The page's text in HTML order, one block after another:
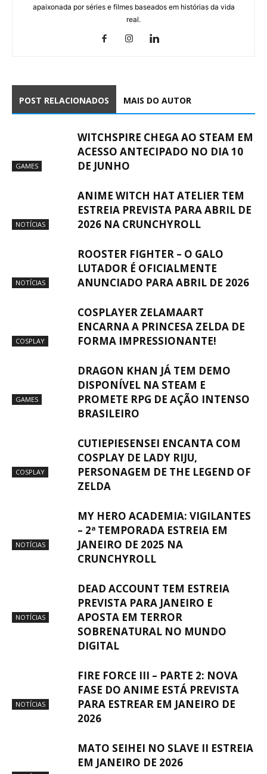
apaixonada por séries e filmes baseados em histórias da vida
real.
POST RELACIONADOS MAIS DO AUTOR
GAMES
WITCHSPIRE CHEGA AO STEAM EM
ACESSO ANTECIPADO NO DIA 10
DE JUNHO
NOTÍCIAS
ANIME WITCH HAT ATELIER TEM
ESTREIA PREVISTA PARA ABRIL DE
2026 NA CRUNCHYROLL
NOTÍCIAS
ROOSTER FIGHTER – O GALO
LUTADOR É OFICIALMENTE
ANUNCIADO PARA ABRIL DE 2026
COSPLAY
COSPLAYER ZELAMAART
ENCARNA A PRINCESA ZELDA DE
FORMA IMPRESSIONANTE!
GAMES
DRAGON KHAN JÁ TEM DEMO
DISPONÍVEL NA STEAM E
PROMETE RPG DE AÇÃO INTENSO
BRASILEIRO
COSPLAY
CUTIEPIESENSEI ENCANTA COM
COSPLAY DE LADY RIJU,
PERSONAGEM DE THE LEGEND OF
ZELDA
NOTÍCIAS
MY HERO ACADEMIA: VIGILANTES
– 2ª TEMPORADA ESTREIA EM
JANEIRO DE 2025 NA
CRUNCHYROLL
NOTÍCIAS
DEAD ACCOUNT TEM ESTREIA
PREVISTA PARA JANEIRO E
APOSTA EM TERROR
SOBRENATURAL NO MUNDO
DIGITAL
NOTÍCIAS
FIRE FORCE III – PARTE 2: NOVA
FASE DO ANIME ESTÁ PREVISTA
PARA ESTREAR EM JANEIRO DE
2026
MATO SEIHEI NO SLAVE II ESTREIA
EM JANEIRO DE 2026